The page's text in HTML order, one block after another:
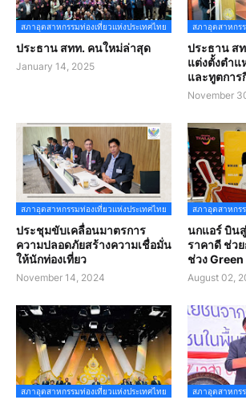
สภาอุตสาหกรรมท่องเที่ยวแห่งประเทศไทย
ประธาน สทท. คนใหม่ล่าสุด
January 14, 2025
สภาอุตสาหกร
ประธาน ส
แต่งตั้งตำแ
และทูตการ
November
สภาอุตสาหกรรมท่องเที่ยวแห่งประเทศไทย
ประชุมขับเคลื่อนมาตรการ
ความปลอดภัยสร้างความเชื่อมั่น
ให้นักท่องเที่ยว
November 14, 2024
สภาอุตสาหกร
นกแอร์ บิน
ราคาดี ช่ว
ช่วง
August 02,
สภาอุตสาหกรรมท่องเที่ยวแห่งประเทศไทย สภาอุตสาหกร